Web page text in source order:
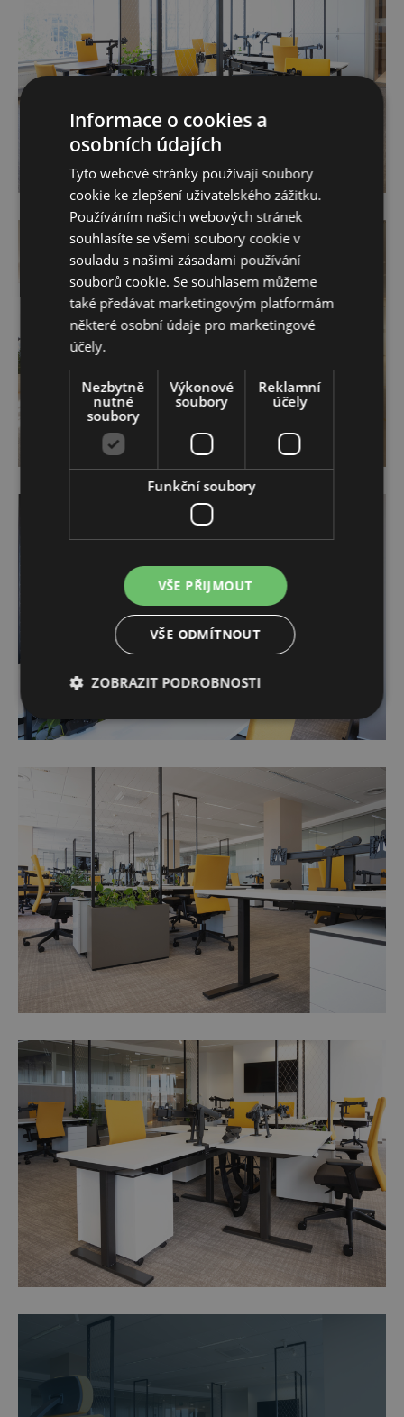
Informace o cookies a
osobních údajích
Tyto webové stránky používají soubory
cookie ke zlepšení uživatelského zážitku.
Používáním našich webových stránek
souhlasíte se všemi soubory cookie v
souladu s našimi zásadami používání
souborů cookie. Se souhlasem můžeme
také předávat marketingovým platformám
některé osobní údaje pro marketingové
účely.
Nezbytně
nutné
soubory
Výkonové
soubory
Reklamní
účely
Funkční soubory
VŠE PŘIJMOUT
VŠE ODMÍTNOUT
ZOBRAZIT PODROBNOSTI